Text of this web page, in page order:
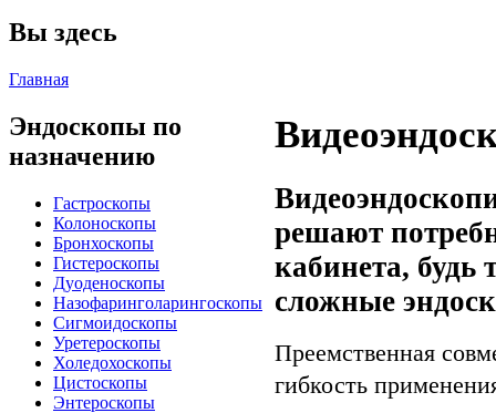
Вы здесь
Главная
решают
кабинета, будь
сложные
Преемственная
гибкость
Эндоскопы по
назначению
Гастроскопы
Колоноскопы
Бронхоскопы
Гистероскопы
Дуоденоскопы
Назофаринголарингоскопы
Сигмоидоскопы
Уретероскопы
Холедохоскопы
Цистоскопы
Энтероскопы